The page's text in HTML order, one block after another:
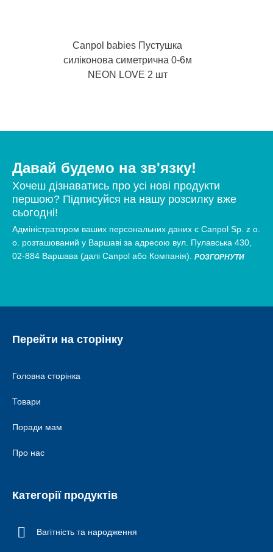
Canpol babies Пустушка
силіконова симетрична 0-6м
NEON LOVE 2 шт
Давай будемо на зв'язку!
Хочеш дізнаватись про усі нові продукти
першою? Підписуйся на нашу розсилку вже
сьогодні!
Адміністратором ваших персональних даних є Canpol Sp. z o.
о. розташований у Варшаві за адресою вул. Пулавська 430,
02-884 Варшава (далі Canpol або Компанія). РОЗГОРНУТИ
Перейти на сторінку
Головна сторінка
Товари
Поради мам
Про нас
Категорії продуктів
Вагітність та народження